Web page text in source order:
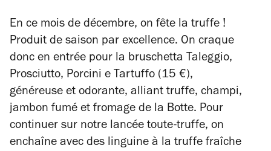
En ce mois de décembre, on fête la truffe !
Produit de saison par excellence. On craque
donc en entrée pour la bruschetta Taleggio,
Prosciutto, Porcini e Tartuffo (15 €),
généreuse et odorante, alliant truffe, champi,
jambon fumé et fromage de la Botte. Pour
continuer sur notre lancée toute-truffe, on
enchaîne avec des linguine à la truffe fraîche